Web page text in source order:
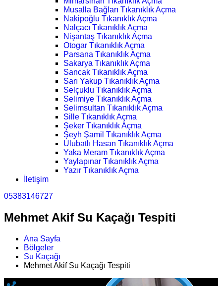
Musalla Bağları Tıkanıklık Açma
Nakipoğlu Tıkanıklık Açma
Nalçacı Tıkanıklık Açma
Nişantaş Tıkanıklık Açma
Otogar Tıkanıklık Açma
Parsana Tıkanıklık Açma
Sakarya Tıkanıklık Açma
Sancak Tıkanıklık Açma
Sarı Yakup Tıkanıklık Açma
Selçuklu Tıkanıklık Açma
Selimiye Tıkanıklık Açma
Selimsultan Tıkanıklık Açma
Sille Tıkanıklık Açma
Şeker Tıkanıklık Açma
Şeyh Şamil Tıkanıklık Açma
Ulubatlı Hasan Tıkanıklık Açma
Yaka Meram Tıkanıklık Açma
Yaylapınar Tıkanıklık Açma
Yazır Tıkanıklık Açma
İletişim
05383146727
Mehmet Akif Su Kaçağı Tespiti
Ana Sayfa
Bölgeler
Su Kaçağı
Mehmet Akif Su Kaçağı Tespiti